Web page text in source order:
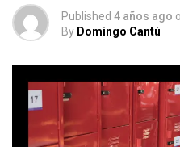
Published 4 años ago
By Domingo Cantú